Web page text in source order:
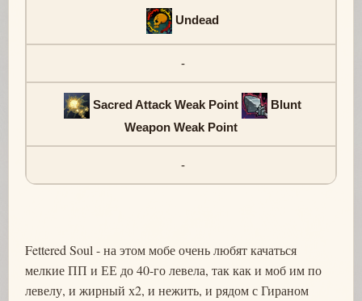
Undead
-
Sacred Attack Weak Point
Blunt
Weapon Weak Point
-
Fettered Soul - на этом мобе очень любят качаться
мелкие ПП и ЕЕ до 40-го левела, так как и моб им по
левелу, и жирный х2, и нежить, и рядом с Гираном